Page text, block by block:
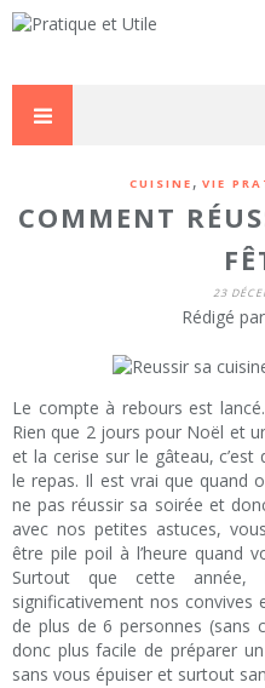
CUISINE , VIE
COMMENT
23
Rédigé
Le compte à rebours est
Rien que 2 jours pour Noël et
et la cerise sur le gâteau,
le repas. Il est vrai que quand
ne pas réussir sa soirée et
avec nos petites astuces,
être pile poil à l’heure quand
Surtout que cette année,
significativement nos convives
de plus de 6 personnes (sans
donc plus facile de préparer
sans vous épuiser et surtout